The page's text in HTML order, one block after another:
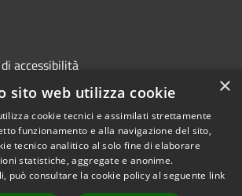
accessibilità
Copyright © 2026 • Comune di
Atri • Powered by
Municipium•Accesso
×
sito web utilizza cookie
cookie tecnici e assimilati strettamente
funzionamento e alla navigazione del sito,
tecnico analitico al solo fine di elaborare
statistiche, aggregate e anonime.
può consultare la cookie policy al seguente link